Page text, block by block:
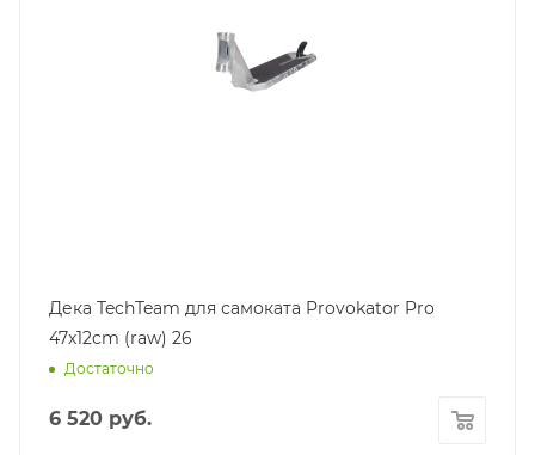
Дека TechTeam для самоката Provokator Pro
47x12cm (raw) 26
Достаточно
6 520 руб.